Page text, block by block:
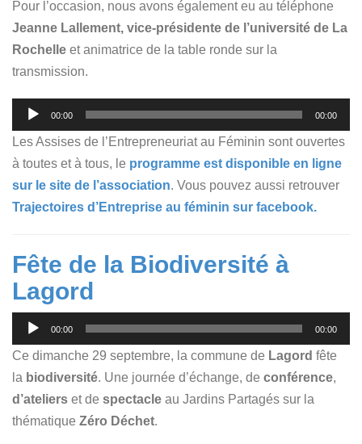
Pour l’occasion, nous avons également eu au téléphone
Jeanne Lallement, vice-présidente de l’université de La
Rochelle et animatrice de la table ronde sur la
transmission.
Lecteur
audio
00:00 00:00
Les Assises de l’Entrepreneuriat au Féminin sont ouvertes
à toutes et à tous, le programme est disponible en ligne
sur le site de l’association. Vous pouvez aussi retrouver
Trajectoires d’Entreprise au féminin sur facebook.
Fête de la Biodiversité à
Lagord
Lecteur
audio
00:00 00:00
Ce dimanche 29 septembre, la commune de Lagord fête
la biodiversité. Une journée d’échange, de conférence,
d’ateliers et de spectacle au Jardins Partagés sur la
thématique Zéro Déchet.